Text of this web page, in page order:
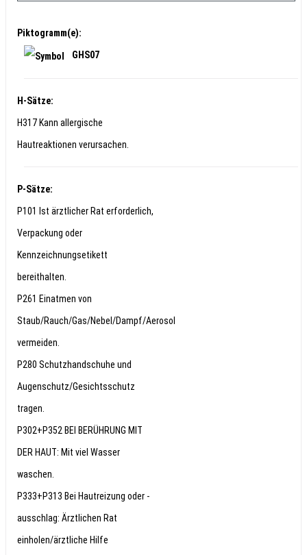
Piktogramm(e):
GHS07
H-Sätze:
H317 Kann allergische
Hautreaktionen verursachen.
P-Sätze:
P101 Ist ärztlicher Rat erforderlich,
Verpackung oder
Kennzeichnungsetikett
bereithalten.
P261 Einatmen von
Staub/Rauch/Gas/Nebel/Dampf/Aerosol
vermeiden.
P280 Schutzhandschuhe und
Augenschutz/Gesichtsschutz
tragen.
P302+P352 BEI BERÜHRUNG MIT
DER HAUT: Mit viel Wasser
waschen.
P333+P313 Bei Hautreizung oder -
ausschlag: Ärztlichen Rat
einholen/ärztliche Hilfe